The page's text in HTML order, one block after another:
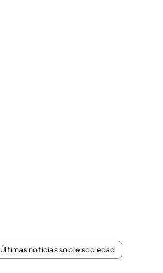
Últimas noticias sobre sociedad